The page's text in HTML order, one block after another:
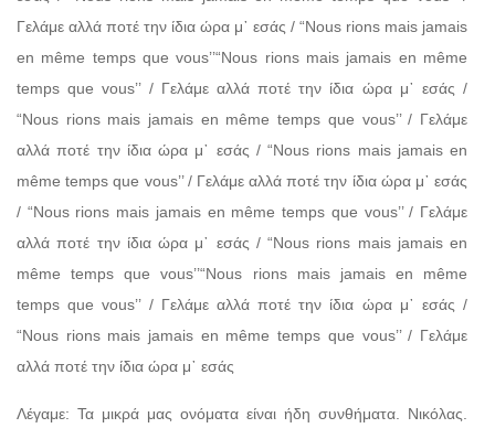
Γελάμε αλλά ποτέ την ίδια ώρα μ᾽ εσάς / “Nous rions mais jamais
en même temps que vous’’“Nous rions mais jamais en même
temps que vous’’ / Γελάμε αλλά ποτέ την ίδια ώρα μ᾽ εσάς /
“Nous rions mais jamais en même temps que vous’’ / Γελάμε
αλλά ποτέ την ίδια ώρα μ᾽ εσάς / “Nous rions mais jamais en
même temps que vous’’ / Γελάμε αλλά ποτέ την ίδια ώρα μ᾽ εσάς
/ “Nous rions mais jamais en même temps que vous’’ / Γελάμε
αλλά ποτέ την ίδια ώρα μ᾽ εσάς / “Nous rions mais jamais en
même temps que vous’’“Nous rions mais jamais en même
temps que vous’’ / Γελάμε αλλά ποτέ την ίδια ώρα μ᾽ εσάς /
“Nous rions mais jamais en même temps que vous’’ / Γελάμε
αλλά ποτέ την ίδια ώρα μ᾽ εσάς
Λέγαμε: Τα μικρά μας ονόματα είναι ήδη συνθήματα. Νικόλας.